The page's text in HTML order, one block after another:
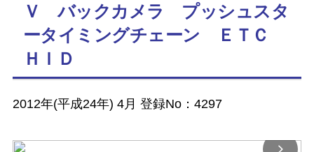
Ｖ バックカメラ プッシュスタ
ータイミングチェーン ＥＴＣ
ＨＩＤ
2012年(平成24年) 4月 登録No：4297